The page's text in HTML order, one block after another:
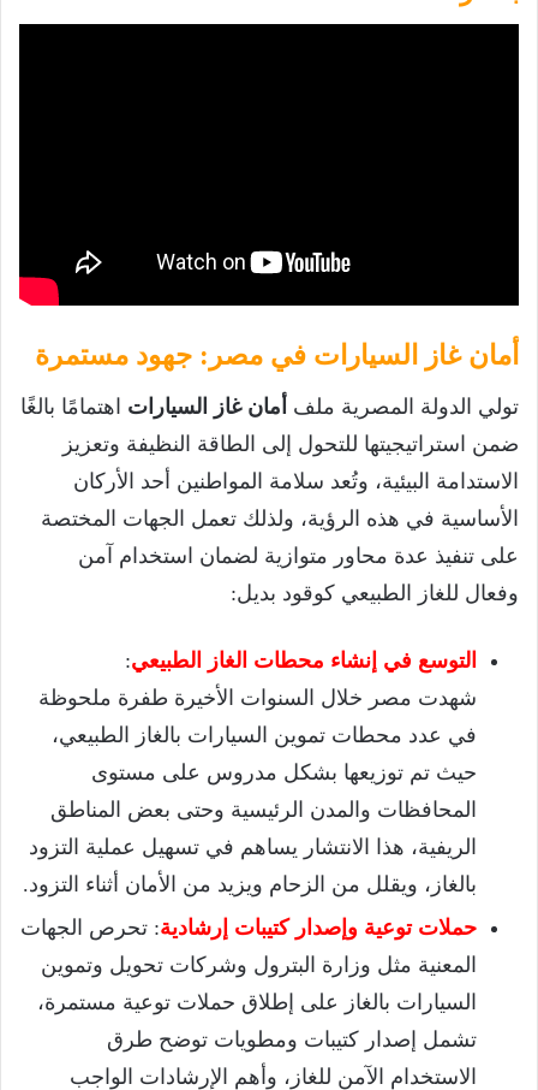
أمان غاز السيارات في مصر: جهود مستمرة
تولي الدولة المصرية ملف أمان غاز السيارات اهتمامًا بالغًا
ضمن استراتيجيتها للتحول إلى الطاقة النظيفة وتعزيز
الاستدامة البيئية، وتُعد سلامة المواطنين أحد الأركان
الأساسية في هذه الرؤية، ولذلك تعمل الجهات المختصة
على تنفيذ عدة محاور متوازية لضمان استخدام آمن
وفعال للغاز الطبيعي كوقود بديل:
التوسع في إنشاء محطات الغاز الطبيعي:
شهدت مصر خلال السنوات الأخيرة طفرة ملحوظة
في عدد محطات تموين السيارات بالغاز الطبيعي،
حيث تم توزيعها بشكل مدروس على مستوى
المحافظات والمدن الرئيسية وحتى بعض المناطق
الريفية، هذا الانتشار يساهم في تسهيل عملية التزود
بالغاز، ويقلل من الزحام ويزيد من الأمان أثناء التزود.
حملات توعية وإصدار كتيبات إرشادية: تحرص الجهات
المعنية مثل وزارة البترول وشركات تحويل وتموين
السيارات بالغاز على إطلاق حملات توعية مستمرة،
تشمل إصدار كتيبات ومطويات توضح طرق
الاستخدام الآمن للغاز، وأهم الإرشادات الواجب